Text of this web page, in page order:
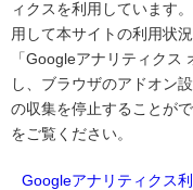
ィクスを利用しています
用して本サイトの利用状
「Googleアナリティク
し、ブラウザのアドオン
の収集を停止することが
をご覧ください。
Googleアナリティクス